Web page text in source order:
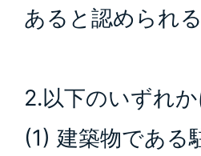
あると認められ
2.以下のいずれ
(1) 建築物である